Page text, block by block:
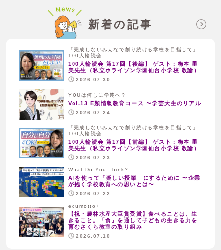
新着の記事
「完成しないみんなで創り続ける学校を目指して」
100人輪読会
100人輪読会 第17回【後編】 ゲスト：梅本 里
美先生（私立ホライゾン学園仙台小学校 教諭）
2026.07.30
YOUは何しに学芸へ？
Vol.13 E類情報教育コース 〜学芸大生のリアル
2026.07.24
「完成しないみんなで創り続ける学校を目指して」
100人輪読会
100人輪読会 第17回【前編】 ゲスト：梅本 里
美先生（私立ホライゾン学園仙台小学校 教諭）
2026.07.23
What Do You Think?
AIを使って「楽しい授業」にするために 〜企業
が抱く学校教育への思いとは〜
2026.07.22
edumotto+
【祝・農林水産大臣賞受賞】食べることは、生
きること。「食」を通して子どもの生きる力を
育むさくら教室の取り組み
2026.07.10